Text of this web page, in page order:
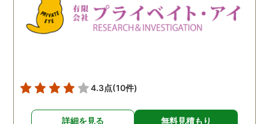
4.3点(10件)
詳細を見る 無料見積もり